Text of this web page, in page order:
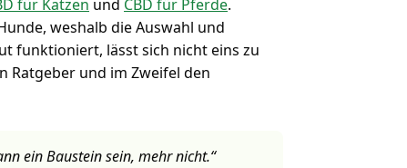
für Katzen und CBD für Pferde.
weshalb die Auswahl und
funktioniert, lässt sich nicht eins zu
Ratgeber und im Zweifel den
ein Baustein sein, mehr nicht.“